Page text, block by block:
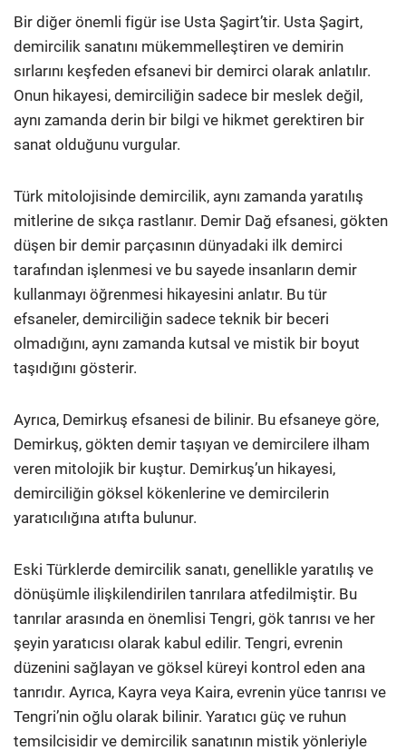
Bir diğer önemli figür ise Usta Şagirt’tir. Usta Şagirt,
demircilik sanatını mükemmelleştiren ve demirin
sırlarını keşfeden efsanevi bir demirci olarak anlatılır.
Onun hikayesi, demirciliğin sadece bir meslek değil,
aynı zamanda derin bir bilgi ve hikmet gerektiren bir
sanat olduğunu vurgular.
Türk mitolojisinde demircilik, aynı zamanda yaratılış
mitlerine de sıkça rastlanır. Demir Dağ efsanesi, gökten
düşen bir demir parçasının dünyadaki ilk demirci
tarafından işlenmesi ve bu sayede insanların demir
kullanmayı öğrenmesi hikayesini anlatır. Bu tür
efsaneler, demirciliğin sadece teknik bir beceri
olmadığını, aynı zamanda kutsal ve mistik bir boyut
taşıdığını gösterir.
Ayrıca, Demirkuş efsanesi de bilinir. Bu efsaneye göre,
Demirkuş, gökten demir taşıyan ve demircilere ilham
veren mitolojik bir kuştur. Demirkuş’un hikayesi,
demirciliğin göksel kökenlerine ve demircilerin
yaratıcılığına atıfta bulunur.
Eski Türklerde demircilik sanatı, genellikle yaratılış ve
dönüşümle ilişkilendirilen tanrılara atfedilmiştir. Bu
tanrılar arasında en önemlisi Tengri, gök tanrısı ve her
şeyin yaratıcısı olarak kabul edilir. Tengri, evrenin
düzenini sağlayan ve göksel küreyi kontrol eden ana
tanrıdır. Ayrıca, Kayra veya Kaira, evrenin yüce tanrısı ve
Tengri’nin oğlu olarak bilinir. Yaratıcı güç ve ruhun
temsilcisidir ve demircilik sanatının mistik yönleriyle